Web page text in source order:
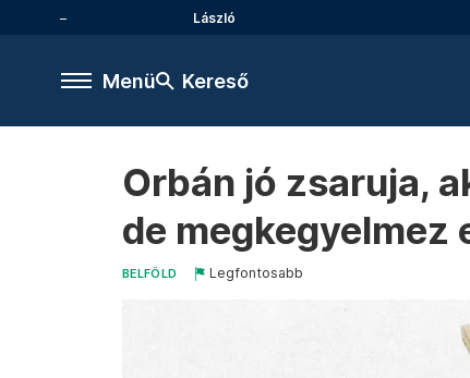
László
Menü Kereső
Orbán jó zsaruja,
de megkegyelmez
BELFÖLD Legfontosabb